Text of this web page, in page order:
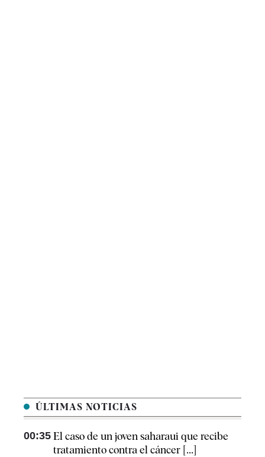
ÚLTIMAS NOTICIAS
00:35 El caso de un joven saharaui que recibe
tratamiento contra el cáncer [...]